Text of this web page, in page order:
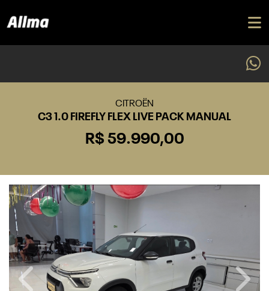
CITROËN
C3 1.0 FIREFLY FLEX LIVE PACK MANUAL
R$ 59.990,00
Previous Next